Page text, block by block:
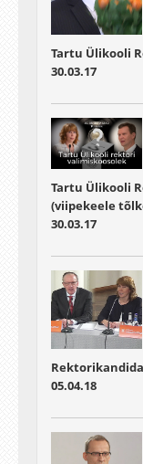
Tartu Ülikooli
30.03.17
Tartu Ülikooli
(viipekeele
30.03.17
05.04.18